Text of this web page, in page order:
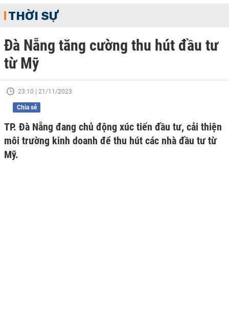
THỜI SỰ
Đà Nẵng tăng cường thu hút đầu tư
từ Mỹ
23:10 | 21/11/2023
Chia sẻ
TP. Đà Nẵng đang chủ động xúc tiến đầu tư, cải thiện
môi trường kinh doanh để thu hút các nhà đầu tư từ
Mỹ.